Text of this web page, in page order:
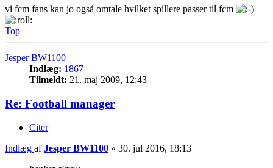
vi fcm fans kan jo også omtale hvilket spillere passer til fcm
Top
Jesper BW1100
Indlæg: 1867
Tilmeldt: 21. maj 2009, 12:43
Re: Football manager
Citer
Indlæg afJesper BW1100 » 30. jul 2016, 18:13